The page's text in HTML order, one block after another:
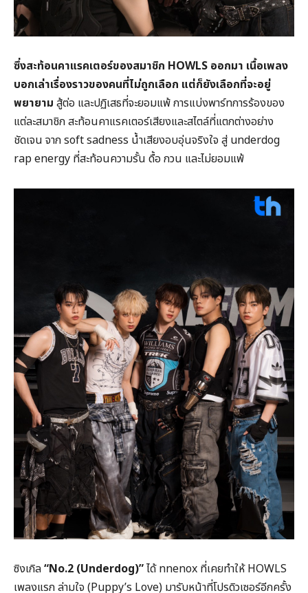
ซึ่งสะท้อนคาแรคเตอร์ของสมาชิก HOWLS ออกมา เนื้อเพลง
บอกเล่าเรื่องราวของคนที่ไม่ถูกเลือก แต่ก็ยังเลือกที่จะอยู่
พยายาม สู้ต่อ และปฏิเสธที่จะยอมแพ้ การแบ่งพาร์ทการร้องของ
แต่ละสมาชิก สะท้อนคาแรคเตอร์เสียงและสไตล์ที่แตกต่างอย่าง
ชัดเจน จาก soft sadness น้ำเสียงอบอุ่นจริงใจ สู่ underdog
rap energy ที่สะท้อนความรั้น ดื้อ กวน และไม่ยอมแพ้
ซิงเกิล“No.2 (Underdog)”ได้ nnenox ที่เคยทำให้ HOWLS
เพลงแรก ล่ามใจ (Puppy’s Love) มารับหน้าที่โปรดิวเซอร์อีกครั้ง